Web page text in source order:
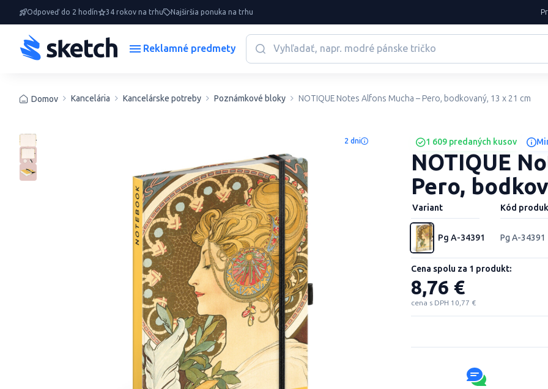
Odpoveď do 2 hodín 34 rokov na trhu Najširšia ponuka na trhu
Reklamné predmety
Domov Kancelária Kancelárske potreby Poznámkové bloky NOTIQUE Notes Alfons Mucha – Pero, bodkovaný, 13 x 21 cm
2 dni 1 609 predaných kusov
NOTIQUE
Pero,
Variant Kód
Pg A-34391 Pg A-34391
Cena spolu za 1 produkt:
8,76 €
cena s DPH 10,77 €